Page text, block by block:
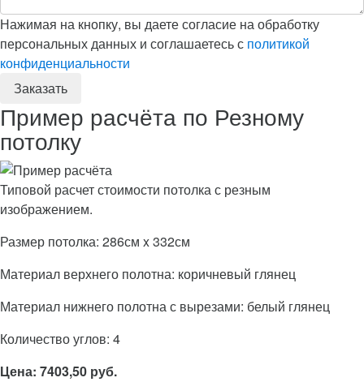
Нажимая на кнопку, вы даете согласие на обработку
персональных данных и соглашаетесь с политикой
конфиденциальности
Пример расчёта по Резному
потолку
Типовой расчет стоимости потолка с резным
изображением.
Размер потолка: 286см x 332см
Материал верхнего полотна: коричневый глянец
Материал нижнего полотна с вырезами: белый глянец
Количество углов: 4
Цена: 7403,50 руб.